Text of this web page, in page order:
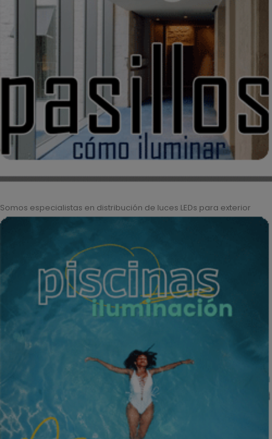
Somos especialistas en distribución de luces LEDs para exterior